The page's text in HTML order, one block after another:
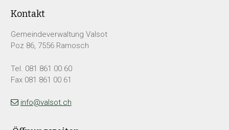
Footer
Kontakt
Gemeindeverwaltung Valsot
Poz 86, 7556 Ramosch
Tel. 081 861 00 60
Fax 081 861 00 61
info@valsot.ch